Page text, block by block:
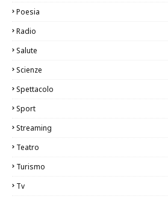
Poesia
Radio
Salute
Scienze
Spettacolo
Sport
Streaming
Teatro
Turismo
Tv